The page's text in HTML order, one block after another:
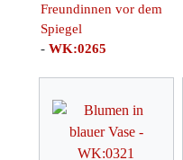
Freundinnen vor dem
Spiegel
- WK:0265